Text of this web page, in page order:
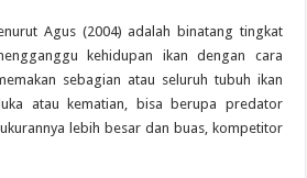
Agus (2004) adalah binatang tingkat
kehidupan ikan dengan cara
sebagian atau seluruh tubuh ikan
atau kematian, bisa berupa predator
lebih besar dan buas, kompetitor